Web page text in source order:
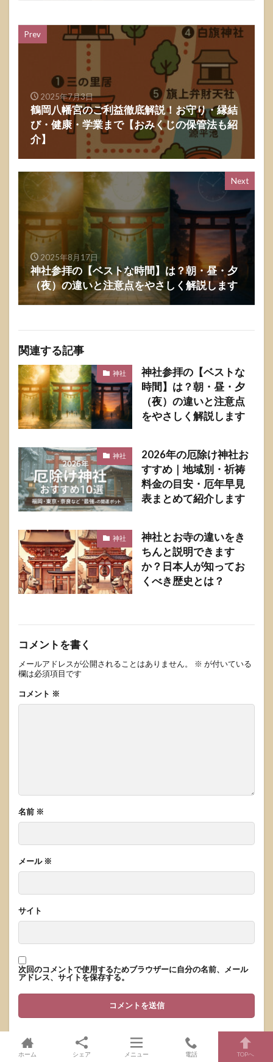
Prev
2025年7月3日
鶴岡八幡宮のご利益徹底解説！お守り・縁結
び・健康・学業まで【おみくじの保管法も紹
介】
Next
2025年8月17日
神社参拝の【ベストな時間】は？朝・昼・夕
（夜）の違いと注意点をやさしく解説します
関連する記事
神社
神社参拝の【ベストな
時間】は？朝・昼・夕
（夜）の違いと注意点
をやさしく解説します
神社
2026年の厄除け神社お
すすめ｜地域別・祈祷
料金の目安・厄年早見
表まとめて紹介します
神社
神社とお寺の違いをき
ちんと説明できます
か？日本人が知ってお
くべき歴史とは？
コメントを書く
メールアドレスが公開されることはありません。 ※ が付いている
欄は必須項目です
コメント ※
名前 ※
メール ※
サイト
次回のコメントで使用するためブラウザーに自分の名前、メール
アドレス、サイトを保存する。
ホーム シェア メニュー 電話 TOPへ